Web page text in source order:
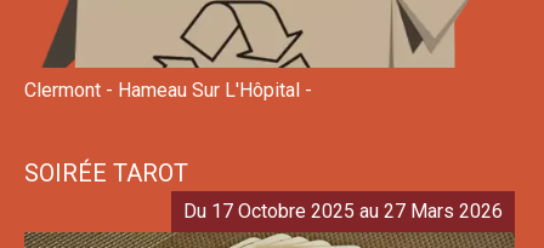
Clermont - Hameau Sur L'Hôpital -
SOIRÉE TAROT
Du 17 Octobre 2025 au 27 Mars 2026